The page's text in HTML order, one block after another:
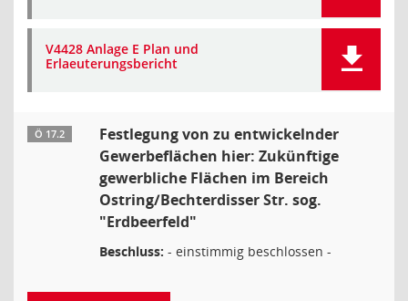
V4428 Anlage E Plan und
Erlaeuterungsbericht
Ö 17.2
Festlegung von zu entwickelnder
Gewerbeflächen hier: Zukünftige
gewerbliche Flächen im Bereich
Ostring/Bechterdisser Str. sog.
"Erdbeerfeld"
Beschluss: - einstimmig beschlossen -